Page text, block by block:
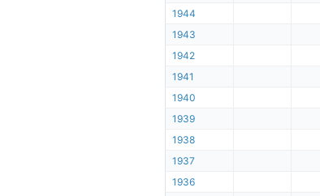
1944
1943
1942
1941
1940
1939
1938
1937
1936